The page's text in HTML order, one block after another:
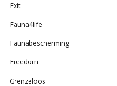
Exit
Fauna4life
Faunabescherming
Freedom
Grenzeloos